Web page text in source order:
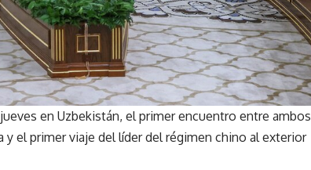
en Uzbekistán, el primer encuentro entre ambos
y el primer viaje del líder del régimen chino al exterior